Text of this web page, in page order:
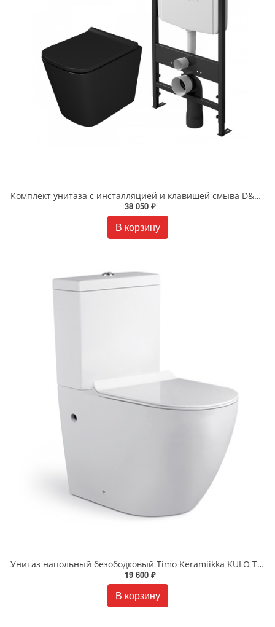
Комплект унитаза с инсталляцией и клавишей смыва D&K Berlin DS1432502 черный
38 050 ₽
В корзину
Унитаз напольный безободковый Timo Keramiikka KULO TK-401 белый
19 600 ₽
В корзину